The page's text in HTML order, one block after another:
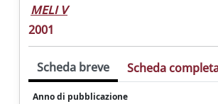
MELI V
2001
Scheda breve Scheda
Anno di pubblicazione